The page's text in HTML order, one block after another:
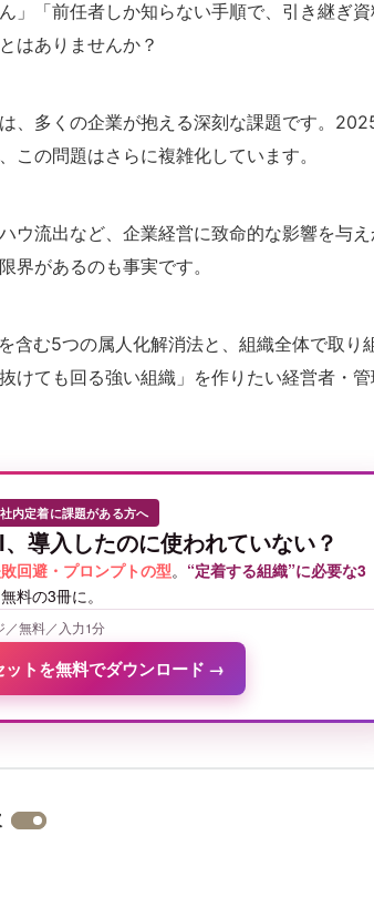
」「前任者しか知らない手順で、引き継ぎ
はありませんか？
、多くの企業が抱える深刻な課題です。
の問題はさらに複雑化しています。
ウ流出など、企業経営に致命的な影響を与
界があるのも事実です。
含む5つの属人化解消法と、組織全体で取り
けても回る強い組織」を作りたい経営者・管
内定着に課題がある方へ
導入したのに使われていない？
回避・プロンプトの型。 “定着する組織”に必要な3
料の3冊に。
／無料／入力1分
ットを無料でダウンロード →